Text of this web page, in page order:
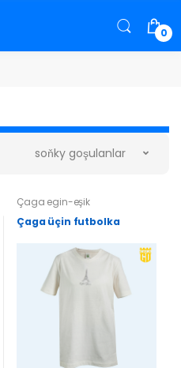
0
soňky goşulanlar
Çaga egin-eşik
Çaga üçin futbolka